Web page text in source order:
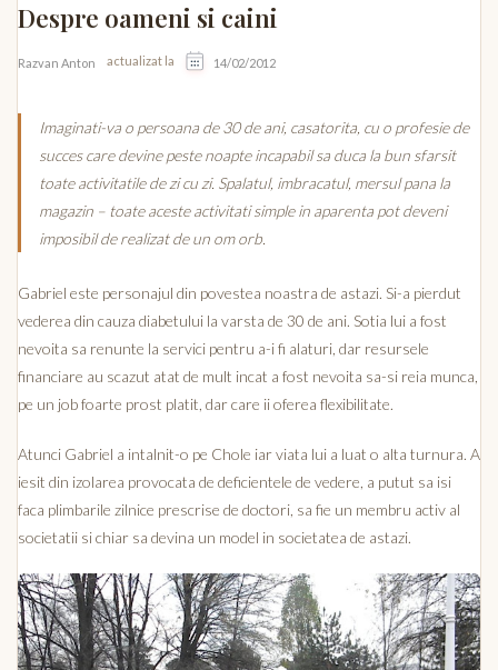
Despre oameni si caini
Razvan Anton actualizat la 14/02/2012
Imaginati-va o persoana de 30 de ani, casatorita, cu o profesie de
succes care devine peste noapte incapabil sa duca la bun sfarsit
toate activitatile de zi cu zi. Spalatul, imbracatul, mersul pana la
magazin – toate aceste activitati simple in aparenta pot deveni
imposibil de realizat de un om orb.
Gabriel este personajul din povestea noastra de astazi. Si-a pierdut
vederea din cauza diabetului la varsta de 30 de ani. Sotia lui a fost
nevoita sa renunte la servici pentru a-i fi alaturi, dar resursele
financiare au scazut atat de mult incat a fost nevoita sa-si reia munca,
pe un job foarte prost platit, dar care ii oferea flexibilitate.
Atunci Gabriel a intalnit-o pe Chole iar viata lui a luat o alta turnura. A
iesit din izolarea provocata de deficientele de vedere, a putut sa isi
faca plimbarile zilnice prescrise de doctori, sa fie un membru activ al
societatii si chiar sa devina un model in societatea de astazi.